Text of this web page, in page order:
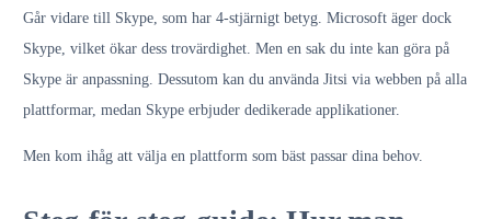
Går vidare till Skype, som har 4-stjärnigt betyg. Microsoft äger dock
Skype, vilket ökar dess trovärdighet. Men en sak du inte kan göra på
Skype är anpassning. Dessutom kan du använda Jitsi via webben på alla
plattformar, medan Skype erbjuder dedikerade applikationer.
Men kom ihåg att välja en plattform som bäst passar dina behov.